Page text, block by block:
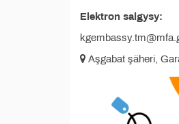
Elektron salgysy:
Aşgabat şäheri,